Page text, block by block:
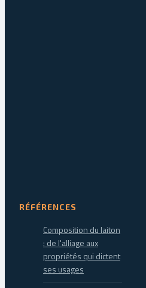
RÉFÉRENCES
Composition du laiton
: de l'alliage aux
propriétés qui dictent
ses usages